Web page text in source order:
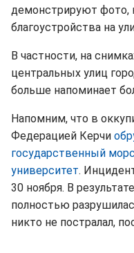
демонстрируют фото,
благоустройства на
В частности, на
центральных улиц
больше напоминает
Напомним, что в
Федерацией Керчи
государственный
университет.
30 ноября. В
полностью
никто не постралал,